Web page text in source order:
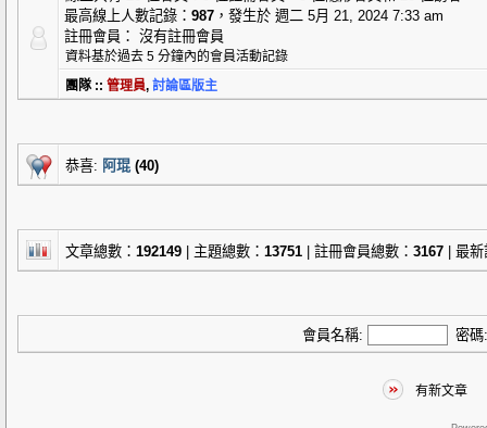
最高線上人數記錄： 987 ，發生於 週二 5月 21, 2024 7:33 am
註冊會員： 沒有註冊會員
資料基於過去 5 分鐘內的會員活動記錄
團隊 :: 管理員, 討論區版主
恭喜: 阿琨(40)
文章總數： 192149 | 主題總數： 13751 | 註冊會員總數： 3167 | 最
會員名稱: 密碼:
有新文章